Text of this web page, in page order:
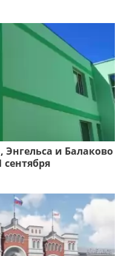
Энгельса и Балаково
сентября